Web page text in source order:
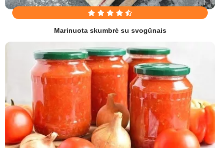
Marinuota skumbrė su svogūnais